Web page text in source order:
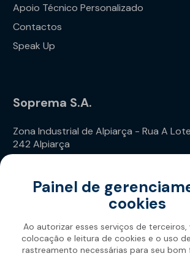
Apoio Técnico Personalizado
Contactos
Speak Up
Soprema S.A.
Zona Industrial de Alpiarça - Rua A
242 Alpiarça
Painel de gerenciamento de
cookies
Ao autorizar esses serviços de
colocação e leitura de cookies e o uso
rastreamento necessárias para seu bom